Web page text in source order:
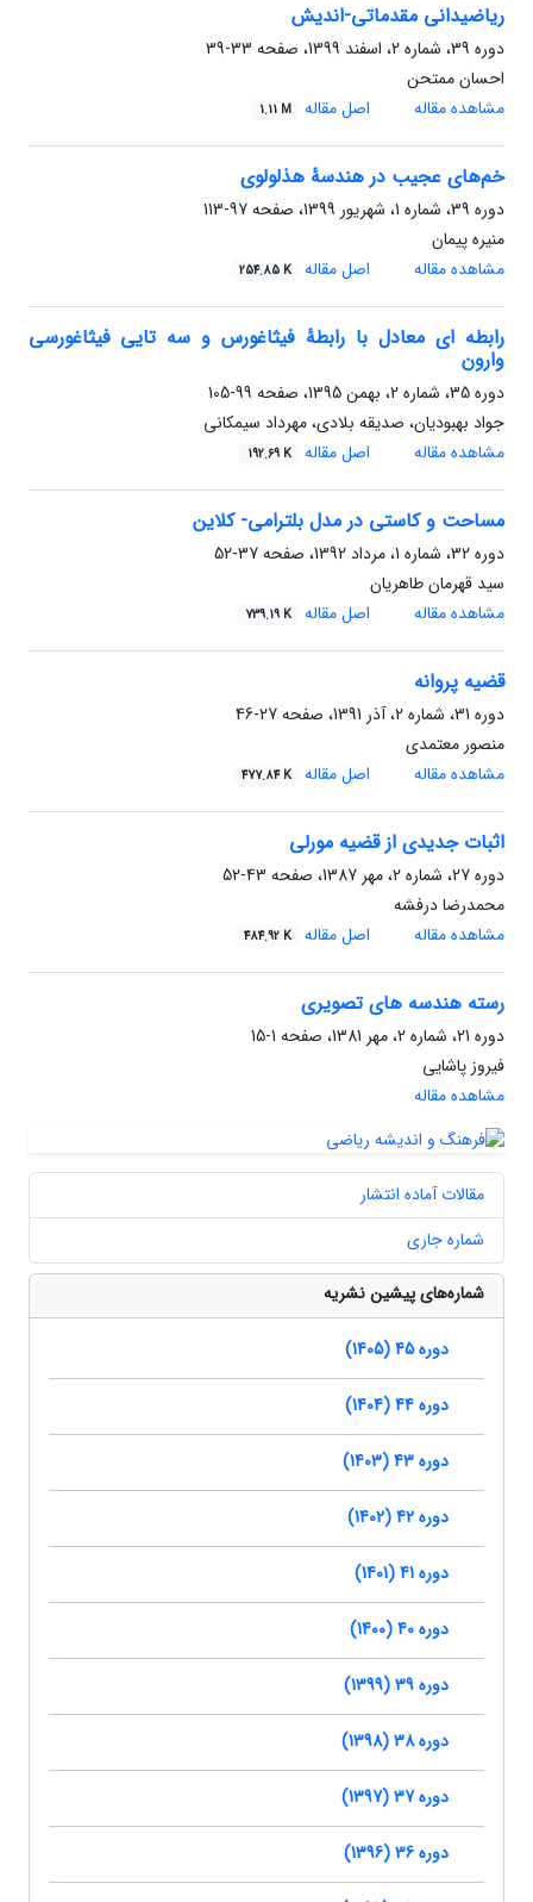
ریاضیدانی مقدماتی-اندیش
دوره 39، شماره 2، اسفند 1399، صفحه
33-39
احسان ممتحن
مشاهده مقاله
اصل مقاله 1.11 M
خم‌های عجیب در هندسۀ هذلولوی
دوره 39، شماره 1، شهریور 1399، صفحه
97-113
منیره پیمان
مشاهده مقاله
اصل مقاله 254.85 K
رابطه ای معادل با رابطۀ فیثاغورس و سه تایی فیثاغورسی
وارون
دوره 35، شماره 2، بهمن 1395، صفحه
99-105
جواد بهبودیان، صدیقه بلادی، مهرداد سیمکانی
مشاهده مقاله
اصل مقاله 192.69 K
مساحت و کاستی در مدل بلترامی- کلاین
دوره 32، شماره 1، مرداد 1392، صفحه
37-52
سید قهرمان طاهریان
مشاهده مقاله
اصل مقاله 739.19 K
قضیه پروانه
دوره 31، شماره 2، آذر 1391، صفحه
27-46
منصور معتمدی
مشاهده مقاله
اصل مقاله 477.84 K
اثبات جدیدی از قضیه مورلی
دوره 27، شماره 2، مهر 1387، صفحه
43-52
محمدرضا درفشه
مشاهده مقاله
اصل مقاله 484.92 K
رسته هندسه های تصویری
دوره 21، شماره 2، مهر 1381، صفحه
1-15
فیروز پاشایی
مشاهده مقاله
مقالات آماده انتشار
شماره جاری
شماره‌های پیشین نشریه
دوره 45 (1405)
دوره 44 (1404)
دوره 43 (1403)
دوره 42 (1402)
دوره 41 (1401)
دوره 40 (1400)
دوره 39 (1399)
دوره 38 (1398)
دوره 37 (1397)
دوره 36 (1396)